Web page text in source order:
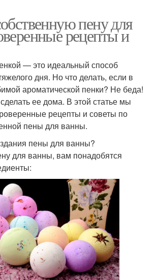
пену для
рецепты и
— это идеальный способ
дня. Но что делать, если в
ароматической пенки? Не беда!
ее дома. В этой статье мы
рецепты и советы по
пены для ванны.
пены для ванны?
для ванны, вам понадобятся